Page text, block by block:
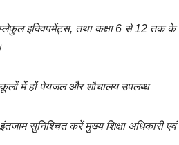
इक्विपमेंट्स, तथा कक्षा 6 से 12 तक के
में हों पेयजल और शौचालय उपलब्ध
सुनिश्चित करें मुख्य शिक्षा अधिकारी